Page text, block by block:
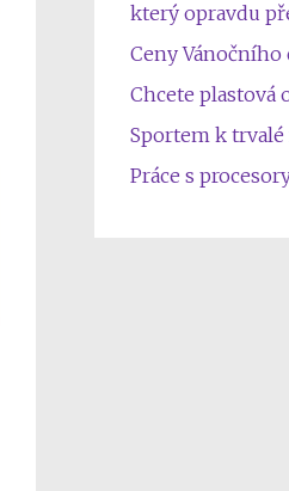
který opravdu
Ceny
Chcete plastová
Sportem k trvalé
Práce s